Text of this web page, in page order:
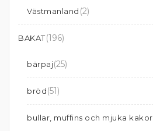
Västmanland (2)
BAKAT(196)
bärpaj(25)
bröd(51)
bullar, muffins och mjuka kakor